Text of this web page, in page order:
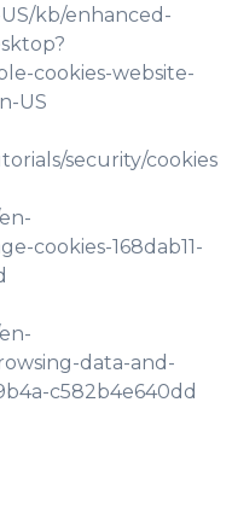
kb/enhanced-
cookies-website-
US
security/cookies
cookies-168dab11-
data-and-
c582b4e640dd